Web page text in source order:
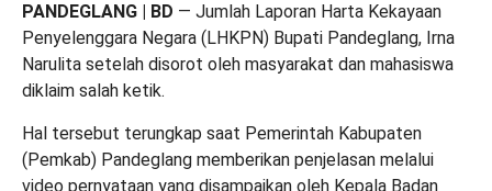
PANDEGLANG | BD — Jumlah Laporan Harta Kekayaan
Penyelenggara Negara (LHKPN) Bupati Pandeglang, Irna
Narulita setelah disorot oleh masyarakat dan mahasiswa
diklaim salah ketik.
Hal tersebut terungkap saat Pemerintah Kabupaten
(Pemkab) Pandeglang memberikan penjelasan melalui
video pernyataan yang disampaikan oleh Kepala Badan